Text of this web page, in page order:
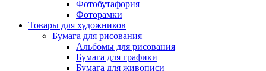
Фотобутафория
Фоторамки
Товары для художников
Бумага для рисования
Альбомы для рисования
Бумага для графики
Бумага для живописи